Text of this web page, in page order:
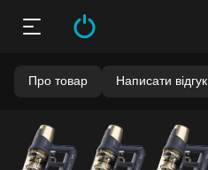
Про товар Написати відгук